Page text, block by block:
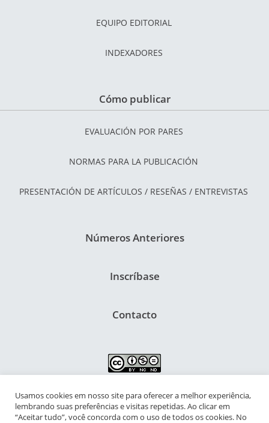
EQUIPO EDITORIAL
INDEXADORES
Cómo publicar
EVALUACIÓN POR PARES
NORMAS PARA LA PUBLICACIÓN
PRESENTACIÓN DE ARTÍCULOS / RESEÑAS / ENTREVISTAS
Números Anteriores
Inscríbase
Contacto
NIPIAC – Núcleo Interdisciplinar de Pesquisa para a Infância e
Adolescência Contemporâneas
Usamos cookies em nosso site para oferecer a melhor experiência,
lembrando suas preferências e visitas repetidas. Ao clicar em
“Aceitar tudo”, você concorda com o uso de todos os cookies. No